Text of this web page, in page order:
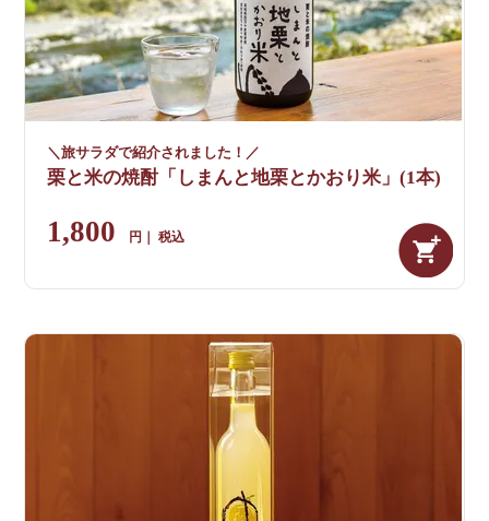
＼旅サラダで紹介されました！／
栗と米の焼酎「しまんと地栗とかおり米」(1本)
1,800 税込